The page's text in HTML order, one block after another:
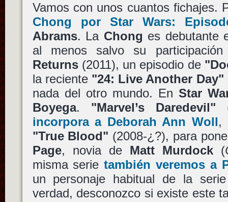
Vamos con unos cuantos fichajes.
Chong por Star Wars:
Abrams. La Chong es debutante
al menos salvo su
Returns(2011), un episodio de
la reciente "24: Live Another Day"
nada del otro mundo. En Star
Boyega. "Marvel’s Daredevil"
incorpora a Deborah Ann Woll,
"True Blood" (2008-¿?), para
Page, novia de Matt Murdock(
misma serietambién veremos a
un personaje habitual de la
verdad, desconozco si existe este